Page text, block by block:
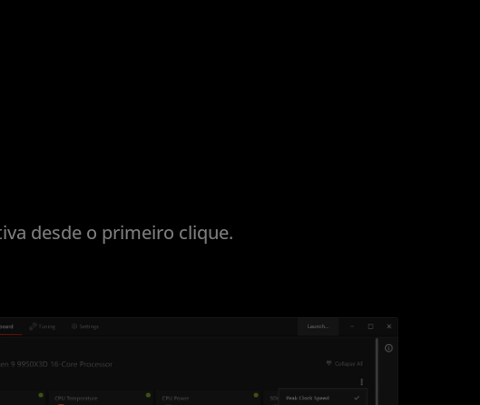
desde o primeiro clique.